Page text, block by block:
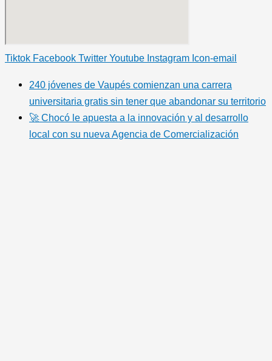
Tiktok Facebook Twitter Youtube Instagram Icon-email
240 jóvenes de Vaupés comienzan una carrera
universitaria gratis sin tener que abandonar su territorio
🚀 Chocó le apuesta a la innovación y al desarrollo
local con su nueva Agencia de Comercialización